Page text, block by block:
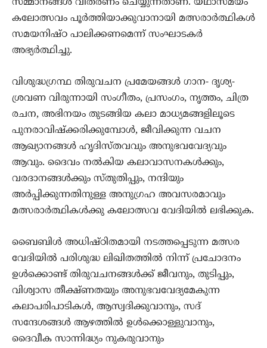
കലോത്സവം പൂർത്തിയാക്കുവാനായി മത്സരാർത്ഥികൾ
സമയനിഷ്ഠ പാലിക്കണമെന്ന് സംഘാടകർ
അഭ്യർത്ഥിച്ചു.
വിശുദ്ധഗ്രന്ഥ തിരുവചന പ്രമേയങ്ങൾ ഗാന- ദൃശ്യ-
ശ്രവണ വിരുന്നായി സംഗീതം, പ്രസംഗം, നൃത്തം, ചിത്ര
രചന, അഭിനയം തുടങ്ങിയ കലാ മാധ്യമങ്ങളിലൂടെ
പുനരാവിഷ്ക്കരിക്കുമ്പോൾ, ജീവിക്കുന്ന വചന
ആഖ്യാനങ്ങൾ ഹൃദിസ്തവവും അനുഭവവേദ്യവും
ആവും. ദൈവം നൽകിയ കലാവാസനകൾക്കും,
വരദാനങ്ങൾക്കും സ്തുതിപ്പും, നന്ദിയും
അർപ്പിക്കുന്നതിനുള്ള അനുഗ്രഹ അവസരമാവും
മത്സരാർത്ഥികൾക്കു കലോത്സവ വേദിയിൽ ലഭിക്കുക.
ബൈബിൾ അധിഷ്‌ഠിതമായി നടത്തപ്പെടുന്ന മത്സര
വേദിയിൽ പരിശുദ്ധ ലിഖിതത്തിൽ നിന്ന് പ്രചോദനം
ഉൾക്കൊണ്ട്‌ തിരുവചനങ്ങൾക്ക് ജീവനും, തുടിപ്പും,
വിശ്വാസ തീക്ഷ്ണതയും അനുഭവവേദ്യമേകുന്ന
കലാപരിപാടികൾ, ആസ്വദിക്കുവാനും, സദ്
സന്ദേശങ്ങൾ ആഴത്തിൽ ഉൾക്കൊള്ളുവാനും,
ദൈവീക സാന്നിദ്ധ്യം നുകരുവാനും